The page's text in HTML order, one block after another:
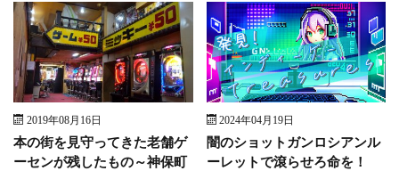
2019年08月16日
本の街を見守ってきた老舗ゲ
ーセンが残したもの～神保町
2024年04月19日
闇のショットガンロシアンル
ーレットで滾らせろ命を！